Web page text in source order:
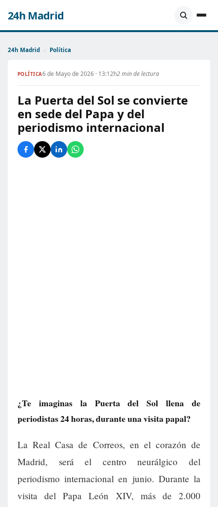
24h Madrid
24h Madrid › Política
POLÍTICA6 de Mayo de 2026 · 13:12h2 min de lectura
La Puerta del Sol se convierte
en sede del Papa y del
periodismo internacional
¿Te imaginas la Puerta del Sol llena de
periodistas 24 horas, durante una visita papal?
La Real Casa de Correos, en el corazón de
Madrid, será el centro neurálgico del
periodismo internacional en junio. Durante la
visita del Papa León XIV, más de 2.000